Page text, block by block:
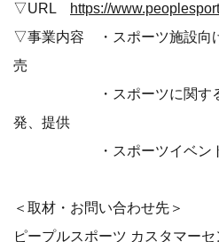
▽URL https://
▽事業内容 ・スポーツ施設向
売
・スポーツに関するサ
発、提供
・スポーツイベント
＜取材・お問い合わせ先＞
ピープルスポーツ カスタマー